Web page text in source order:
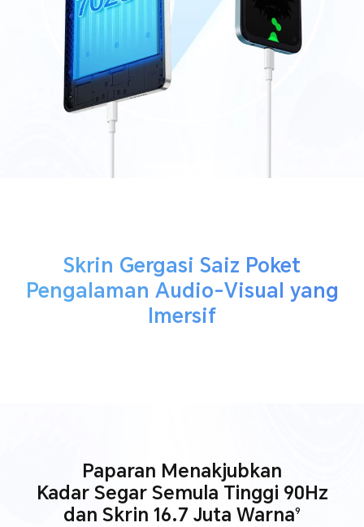
Skrin Gergasi Saiz Poket
Pengalaman Audio-Visual yang
Imersif
Paparan Menakjubkan
Kadar Segar Semula Tinggi 90Hz
dan Skrin 16.7 Juta Warna9